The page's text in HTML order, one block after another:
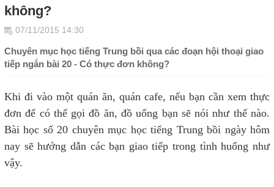
không?
07/11/2015 14:30
Chuyên mục học tiếng Trung bồi qua các đoạn hội thoại giao
tiếp ngắn bài 20 - Có thực đơn không?
Khi đi vào một quán ăn, quán cafe, nếu bạn cần xem thực
đơn để có thể gọi đồ ăn, đồ uống bạn sẽ nói như thế nào.
Bài học số 20 chuyên mục học tiếng Trung bồi ngày hôm
nay sẽ hướng dẫn các bạn giao tiếp trong tình huống như
vậy.